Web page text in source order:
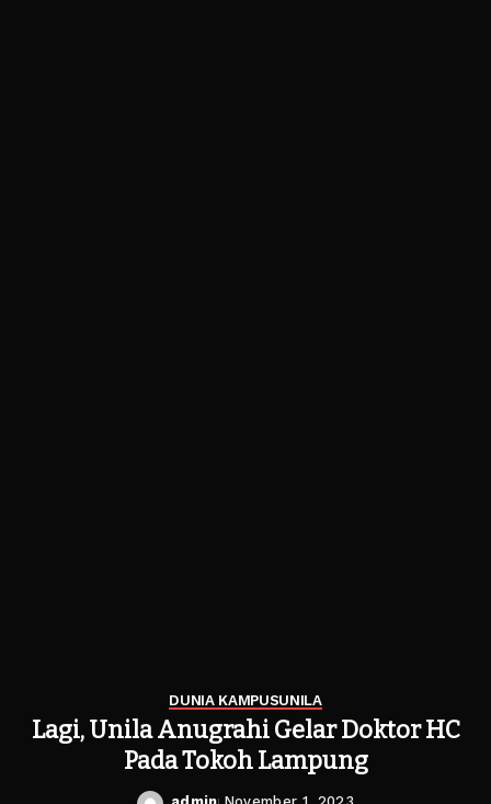
DUNIA KAMPUSUNILA
Lagi, Unila Anugrahi Gelar Doktor HC
Pada Tokoh Lampung
admin November 1, 2023